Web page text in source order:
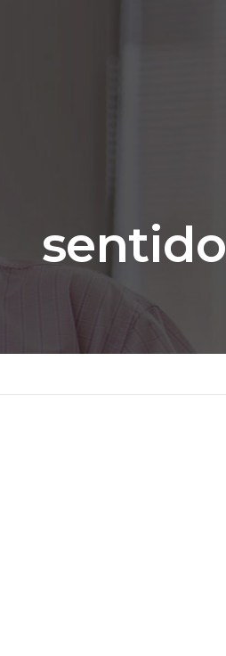
sentido